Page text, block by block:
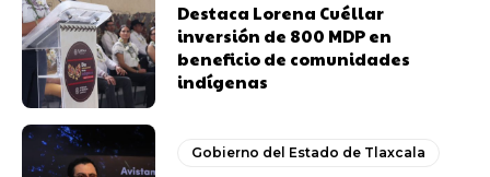
Destaca Lorena Cuéllar
inversión de 800 MDP en
beneficio de comunidades
indígenas
Gobierno del Estado de Tlaxcala